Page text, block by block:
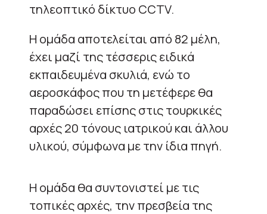
τηλεοπτικό δίκτυο CCTV.
Η ομάδα αποτελείται από 82 μέλη,
έχει μαζί της τέσσερις ειδικά
εκπαιδευμένα σκυλιά, ενώ το
αεροσκάφος που τη μετέφερε θα
παραδώσει επίσης στις τουρκικές
αρχές 20 τόνους ιατρικού και άλλου
υλικού, σύμφωνα με την ίδια πηγή.
Η ομάδα θα συντονιστεί με τις
τοπικές αρχές, την πρεσβεία της